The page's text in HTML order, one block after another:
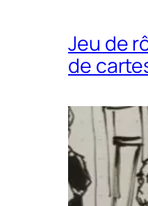
Jeu de
de